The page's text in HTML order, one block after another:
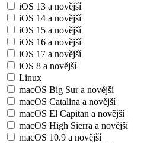
iOS 13 a novější
iOS 14 a novější
iOS 15 a novější
iOS 16 a novější
iOS 17 a novější
iOS 8 a novější
Linux
macOS Big Sur a novější
macOS Catalina a novější
macOS El Capitan a novější
macOS High Sierra a novější
macOS 10.9 a novější